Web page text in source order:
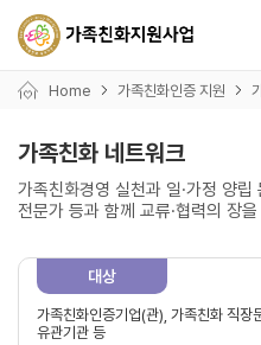
Home 가족친화인증 지원
가족친화 네트워크
가족친화경영 실천과 일·가정 양
전문가 등과 함께 교류·협력의 장
대상
가족친화인증기업(관), 가족친화 직장
유관기관 등